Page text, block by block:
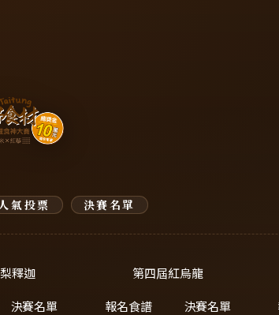
人氣投票 決賽名單
釋迦
決賽名單
第四屆紅烏龍
報名食譜
決賽名單